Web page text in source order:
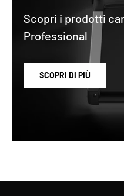
Scopri i prodotti
Professional
SCOPRI DI PIÙ